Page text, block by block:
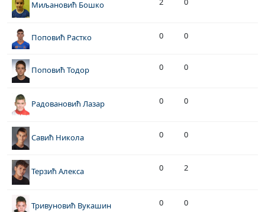
Миљановић Бошко
Поповић Растко 0 0
Поповић Тодор 0 0
Радовановић Лазар 0 0
Савић Никола 0 0
Терзић Алекса 0 2
Тривуновић Вукашин 0 0